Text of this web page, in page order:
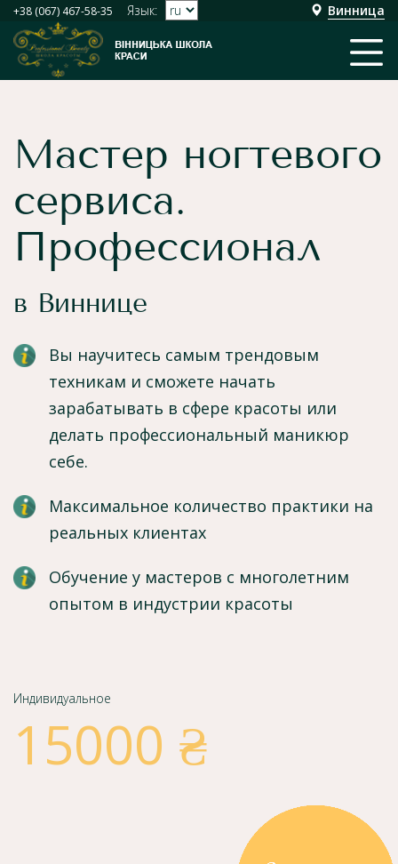
+38 (067) 467-58-35 Язык: Винница
Мастер ногтевого
сервиса.
Профессионал
в Виннице
Вы научитесь самым трендовым
техникам и сможете начать
зарабатывать в сфере красоты или
делать профессиональный маникюр
себе.
Максимальное количество практики на
реальных клиентах
Обучение у мастеров с многолетним
опытом в индустрии красоты
Индивидуальное
15000 ₴